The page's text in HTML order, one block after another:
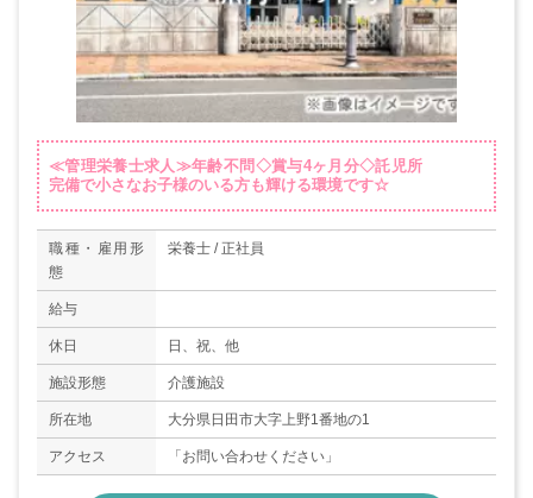
≪管理栄養士求人≫年齢不問◇賞与4ヶ月分◇託児所
完備で小さなお子様のいる方も輝ける環境です☆
職種・雇用形
態
栄養士 / 正社員
給与
休日 日、祝、他
施設形態 介護施設
所在地 大分県日田市大字上野1番地の1
アクセス 「お問い合わせください」